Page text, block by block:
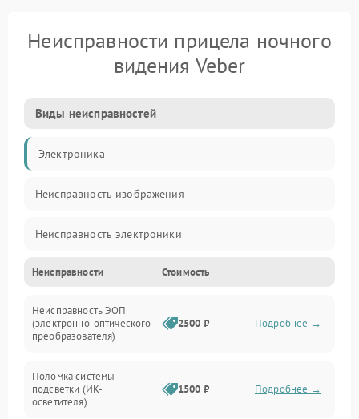
Неисправности прицела ночного
видения Veber
Виды неисправностей
Электроника
Неисправность изображения
Неисправность электроники
Механические повреждения
Неисправность управления
Оптика
Неисправности Стоимость
Неисправность ЭОП
(электронно-оптического
преобразователя)
2500 ₽ Подробнее →
Поломка системы
подсветки (ИК-
осветителя)
1500 ₽ Подробнее →